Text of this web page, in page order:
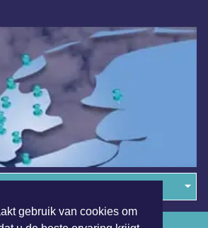
gebruik van cookies om